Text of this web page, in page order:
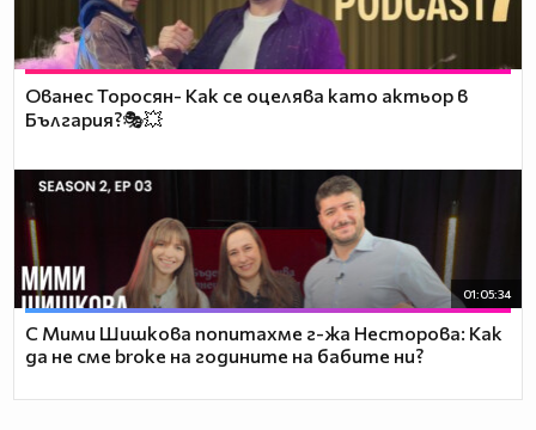
Ованес Торосян- Как се оцелява като актьор в
България?🎭💥
01:05:34
С Мими Шишкова попитахме г-жа Несторова: Как
да не сме broke на годините на бабите ни?